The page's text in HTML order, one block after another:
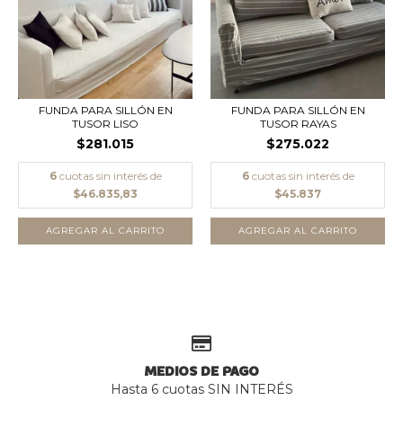
FUNDA PARA SILLÓN EN
TUSOR LISO
$281.015
6 cuotas sin interés de
$46.835,83
AGREGAR AL CARRITO
FUNDA PARA SILLÓN EN
TUSOR RAYAS
$275.022
6 cuotas sin interés de
$45.837
AGREGAR AL CARRITO
MEDIOS DE PAGO
Hasta 6 cuotas SIN INTERÉS